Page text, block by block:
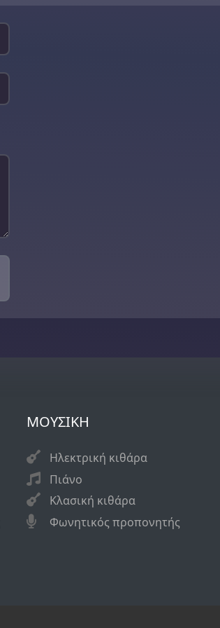
ΜΟΥΣΙΚΗ
Ηλεκτρική κιθάρα
Πιάνο
Κλασική κιθάρα
Φωνητικός προπονητής